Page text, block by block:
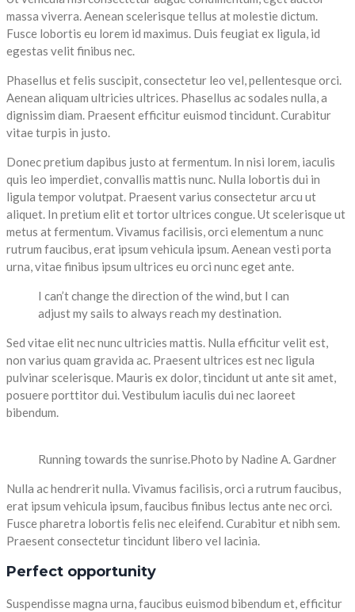
massa viverra. Aenean scelerisque tellus at molestie dictum.
Fusce lobortis eu lorem id maximus. Duis feugiat ex ligula, id
egestas velit finibus nec.
Phasellus et felis suscipit, consectetur leo vel, pellentesque orci.
Aenean aliquam ultricies ultrices. Phasellus ac sodales nulla, a
dignissim diam. Praesent efficitur euismod tincidunt. Curabitur
vitae turpis in justo.
Donec pretium dapibus justo at fermentum. In nisi lorem, iaculis
quis leo imperdiet, convallis mattis nunc. Nulla lobortis dui in
ligula tempor volutpat. Praesent varius consectetur arcu ut
aliquet. In pretium elit et tortor ultrices congue. Ut scelerisque ut
metus at fermentum. Vivamus facilisis, orci elementum a nunc
rutrum faucibus, erat ipsum vehicula ipsum. Aenean vesti porta
urna, vitae finibus ipsum ultrices eu orci nunc eget ante.
I can’t change the direction of the wind, but I can
adjust my sails to always reach my destination.
Sed vitae elit nec nunc ultricies mattis. Nulla efficitur velit est,
non varius quam gravida ac. Praesent ultrices est nec ligula
pulvinar scelerisque. Mauris ex dolor, tincidunt ut ante sit amet,
posuere porttitor dui. Vestibulum iaculis dui nec laoreet
bibendum.
Running towards the sunrise.Photo by Nadine A. Gardner
Nulla ac hendrerit nulla. Vivamus facilisis, orci a rutrum faucibus,
erat ipsum vehicula ipsum, faucibus finibus lectus ante nec orci.
Fusce pharetra lobortis felis nec eleifend. Curabitur et nibh sem.
Praesent consectetur tincidunt libero vel lacinia.
Perfect opportunity
Suspendisse magna urna, faucibus euismod bibendum et, efficitur